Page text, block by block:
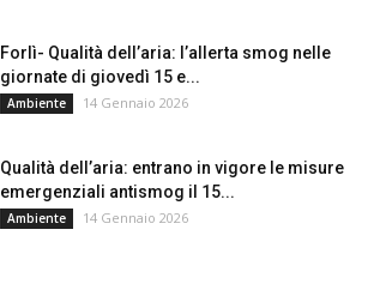
Forlì- Qualità dell’aria: l’allerta smog nelle
giornate di giovedì 15 e...
Ambiente 14 Gennaio 2026
Qualità dell’aria: entrano in vigore le misure
emergenziali antismog il 15...
Ambiente 14 Gennaio 2026